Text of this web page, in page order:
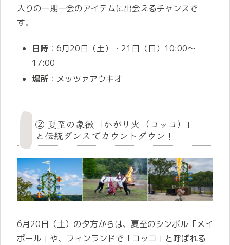
入りの一期一会のアイテムに出会えるチャンスで
す。
日時 ：6月20日（土）・21日（日）10:00～
17:00
場所 ：メッツァアウキオ
② 夏至の象徴「かがり火（コッコ）」
と伝統ダンスでカウントダウン！
6月20日（土）の夕方からは、夏至のシンボル「メイ
ポール」や、フィンランドで「コッコ」と呼ばれる